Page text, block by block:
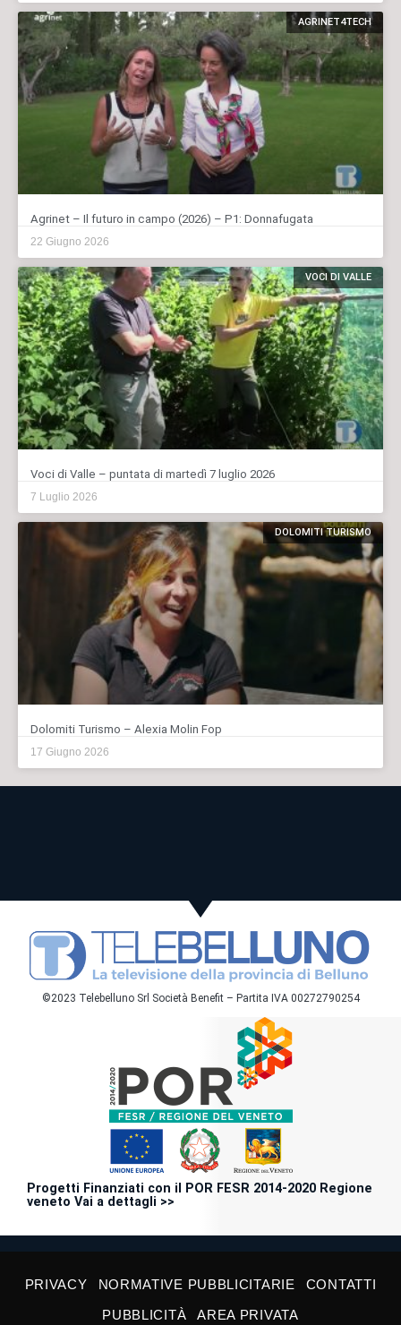
AGRINET4TECH
Agrinet – Il futuro in campo (2026) – P1: Donnafugata
22 Giugno 2026
VOCI DI VALLE
Voci di Valle – puntata di martedì 7 luglio 2026
7 Luglio 2026
DOLOMITI TURISMO
Dolomiti Turismo – Alexia Molin Fop
17 Giugno 2026
©2023 Telebelluno Srl Società Benefit – Partita IVA 00272790254
Progetti Finanziati con il POR FESR 2014-2020 Regione
veneto Vai a dettagli >>
PRIVACY NORMATIVE PUBBLICITARIE
CONTATTI
PUBBLICITÀ
AREA PRIVATA